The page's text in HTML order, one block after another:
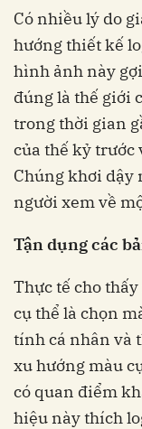
Có nhiều lý do
hướng thiết kế
hình ảnh này
đúng là thế giới
trong thời gian
của thế kỷ trước
Chúng khơi dậy
người xem về
Tận dụng các
Thực tế cho
cụ thể là chọn
tính cá nhân và
xu hướng màu
có quan điểm
hiệu này thích